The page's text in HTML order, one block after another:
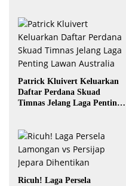
Patrick Kluivert Keluarkan
Daftar Perdana Skuad
Timnas Jelang Laga Penting
Ricuh! Laga Persela